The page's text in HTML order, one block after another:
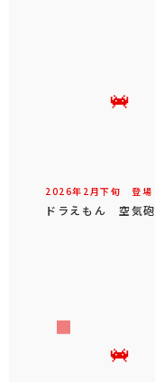
2026年 2 月下旬 登場
ドラえもん 空気砲